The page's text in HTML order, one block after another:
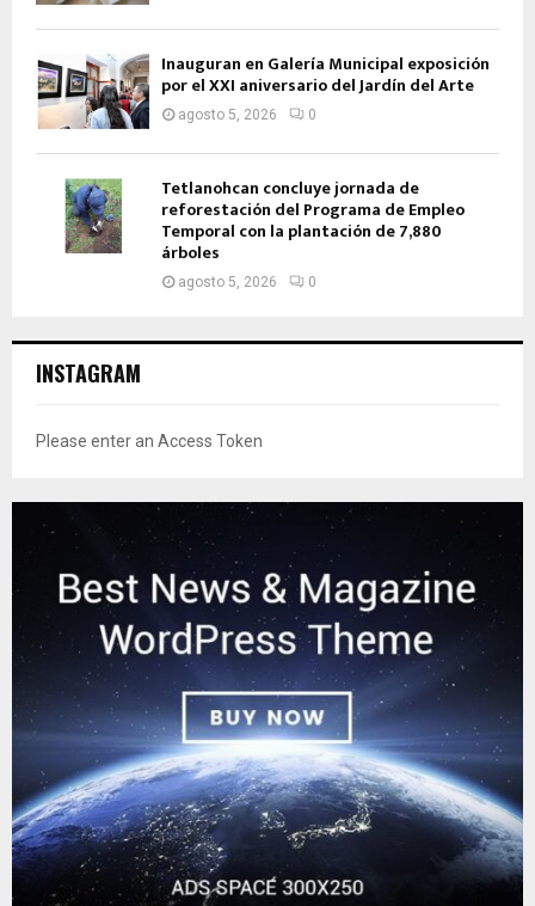
Inauguran en Galería Municipal exposición
por el XXI aniversario del Jardín del Arte
agosto 5, 2026 0
Tetlanohcan concluye jornada de
reforestación del Programa de Empleo
Temporal con la plantación de 7,880
árboles
agosto 5, 2026 0
INSTAGRAM
Please enter an Access Token